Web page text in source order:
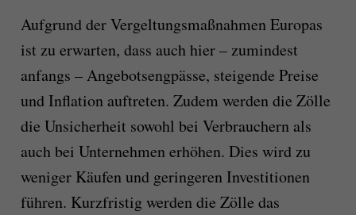
Aufgrund der Vergeltungsmaßnahmen Europas
ist zu erwarten, dass auch hier – zumindest
anfangs – Angebotsengpässe, steigende Preise
und Inflation auftreten. Zudem werden die Zölle
die Unsicherheit sowohl bei Verbrauchern als
auch bei Unternehmen erhöhen. Dies wird zu
weniger Käufen und geringeren Investitionen
führen. Kurzfristig werden die Zölle das